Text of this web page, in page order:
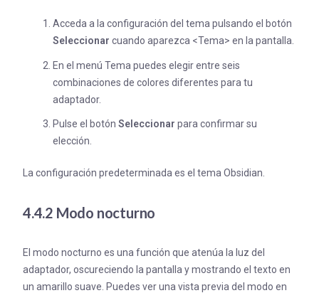
Acceda a la configuración del tema pulsando el botón
Seleccionar cuando aparezca <Tema> en la pantalla.
En el menú Tema puedes elegir entre seis
combinaciones de colores diferentes para tu
adaptador.
Pulse el botón Seleccionar para confirmar su
elección.
La configuración predeterminada es el tema Obsidian.
4.4.2 Modo nocturno
El modo nocturno es una función que atenúa la luz del
adaptador, oscureciendo la pantalla y mostrando el texto en
un amarillo suave. Puedes ver una vista previa del modo en